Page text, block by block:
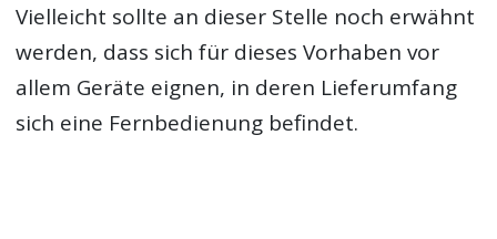
Vielleicht sollte an dieser Stelle noch erwähnt
werden, dass sich für dieses Vorhaben vor
allem Geräte eignen, in deren Lieferumfang
sich eine Fernbedienung befindet.